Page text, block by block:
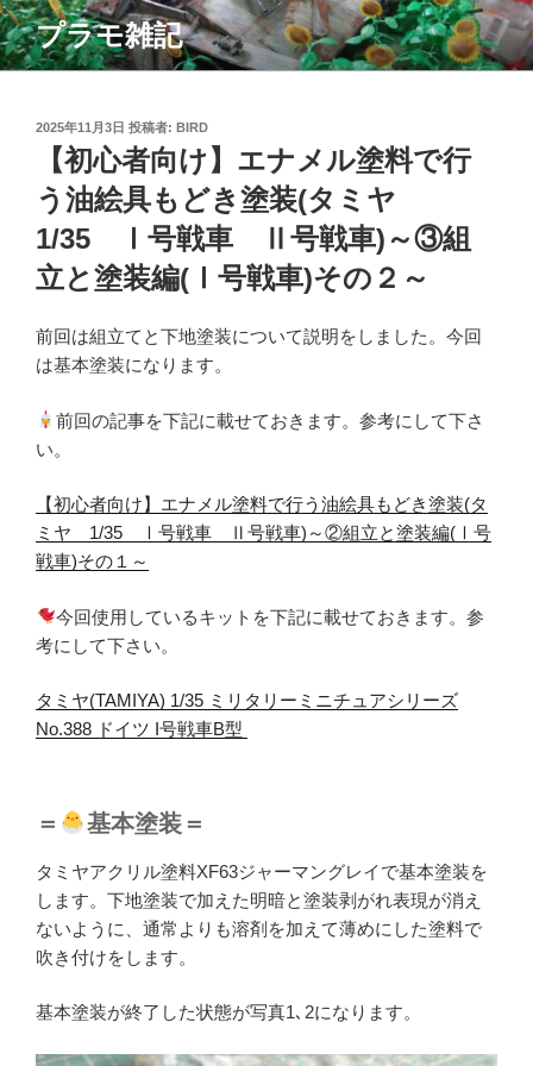
コ
ン
テ
プラモ雑記
投
2025年11月3日 投稿者: BIRD
【初心者向け】エナメル塗料で行
う油絵具もどき塗装(タミヤ
1/35 Ⅰ号戦車 Ⅱ号戦車)～③組
立と塗装編(Ⅰ号戦車)その２～
前回は組立てと下地塗装について説明をしました。今回
は基本塗装になります。
前回の記事を下記に載せておきます。参考にして下さ
い。
【初心者向け】エナメル塗料で行う油絵具もどき塗装(タ
ミヤ 1/35 Ⅰ号戦車 Ⅱ号戦車)～②組立と塗装編(Ⅰ号
戦車)その１～
今回使用しているキットを下記に載せておきます。参
考にして下さい。
タミヤ(TAMIYA) 1/35 ミリタリーミニチュアシリーズ
No.388 ドイツ I号戦車B型
＝ 基本塗装＝
タミヤアクリル塗料XF63ジャーマングレイで基本塗装を
します。下地塗装で加えた明暗と塗装剥がれ表現が消え
ないように、通常よりも溶剤を加えて薄めにした塗料で
吹き付けをします。
基本塗装が終了した状態が写真1､2になります。